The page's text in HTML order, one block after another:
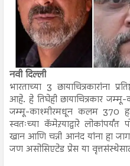
नवी दिल्ली
भारताच्या 3 छायाचित्रकारांना
आहे. हे तिघेही छायाचित्रकार जम्मू-
जम्मू-काश्मीरमधून कलम 370
स्वतःच्या कॅमेऱयाद्वारे लोकांपर्यंत
खान आणि चन्नी आनंद यांना हा
जण असोसिएटेड प्रेस या